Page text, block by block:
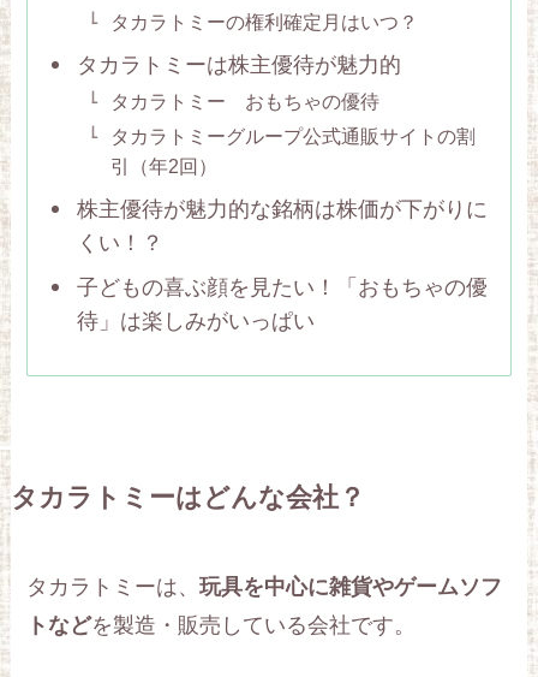
タカラトミーの権利確定月はいつ？
タカラトミーは株主優待が魅力的
タカラトミー おもちゃの優待
タカラトミーグループ公式通販サイトの割
引（年2回）
株主優待が魅力的な銘柄は株価が下がりに
くい！？
子どもの喜ぶ顔を見たい！「おもちゃの優
待」は楽しみがいっぱい
タカラトミーはどんな会社？
タカラトミーは、玩具を中心に雑貨やゲームソフ
トなどを製造・販売している会社です。